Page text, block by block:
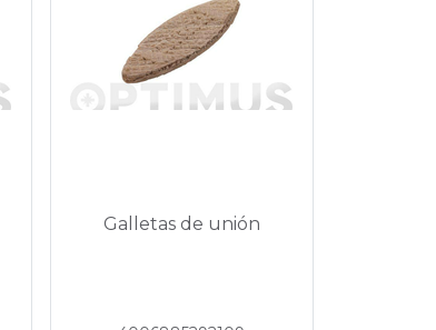
Galletas de unión